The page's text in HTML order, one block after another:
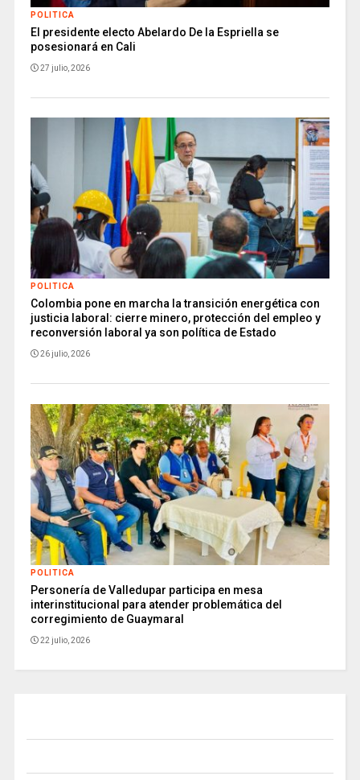
POLITICA
El presidente electo Abelardo De la Espriella se
posesionará en Cali
27 julio, 2026
POLITICA
Colombia pone en marcha la transición energética con
justicia laboral: cierre minero, protección del empleo y
reconversión laboral ya son política de Estado
26 julio, 2026
POLITICA
Personería de Valledupar participa en mesa
interinstitucional para atender problemática del
corregimiento de Guaymaral
22 julio, 2026